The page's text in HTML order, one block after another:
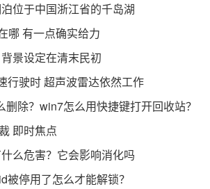
位于中国浙江省的千岛湖
哪 有一点确实给力
景设定在清末民初
行驶时 超声波雷达依然工作
除？win7怎么用快捷键打开回收站？
即时焦点
么危害？它会影响消化吗
停用了怎么才能解锁？